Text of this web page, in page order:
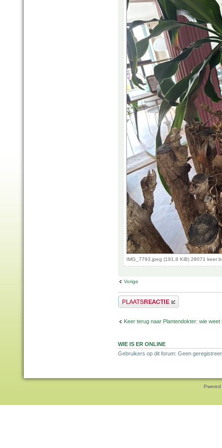
IMG_7793.jpeg (191.8 KiB) 28071 keer
Vorige
Plaats een reactie
Keer terug naar Plantendokter: wie weet
WIE IS ER ONLINE
Gebruikers op dit forum: Geen